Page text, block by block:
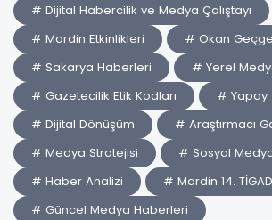
# Dijital Habercilik ve Medya Çalıştayı
# Mardin Etkinlikleri
# Okan
# Sakarya Haberleri
# Yerel
# Gazetecilik Etik Kodları
# Yapay
# Dijital Dönüşüm
# Araştırmacı
# Medya Stratejisi
# Sosyal
# Haber Analizi
# Mardin 14.
# Güncel Medya Haberleri